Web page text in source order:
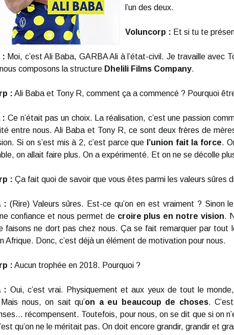
l’un des deux.
Voluncorp : Et si tu te
: Moi, c’est Ali Baba, GARBA Ali à l’état-civil. Je travaille avec
composons la structure Dhelili Films Company.
: Ali Baba et Tony R, comment ça a commencé ? Pourquoi
: Ce n’était pas un choix. La réalisation, c’est une passion
entre nous. Ali Baba et Tony R, ce sont deux frères de
Si on s’est mis à 2, c’est parce que l’union fait la force.
on allait faire plus. On a expérimenté. Et on ne se décolle
: Ça fait quoi de savoir que vous êtes parmi les valeurs sûres
: (Rire) Valeurs sûres. Est-ce qu’on en est vraiment ? Sinon
confiance et nous permet de croire plus en notre vision.
faisons ne dort pas chez nous. Ça se fait remarquer par tout
Afrique. Donc, c’est déjà un élément de motivation pour nous.
: Aucun trophée en 2018. Pourquoi ?
: Oui, c’est vrai. Physiquement et aux yeux de tout le
nous, on sait qu’on a eu beaucoup de choses.
récompensent. Toutefois, pour nous, on se dit que si on
qu’on ne le méritait pas. On doit encore grandir, grandir et